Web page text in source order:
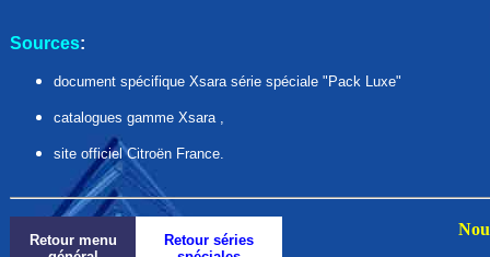
Sources:
document spécifique Xsara série spéciale "Pack Luxe"
catalogues gamme Xsara ,
site officiel Citroën France.
Retour menu
Retour séries